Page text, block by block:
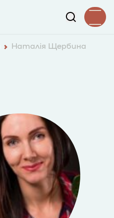
Наталія Щербина